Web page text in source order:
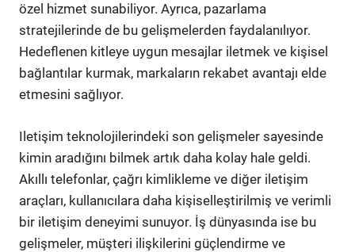
özel hizmet sunabiliyor. Ayrıca, pazarlama
stratejilerinde de bu gelişmelerden faydalanılıyor.
Hedeflenen kitleye uygun mesajlar iletmek ve kişisel
bağlantılar kurmak, markaların rekabet avantajı elde
etmesini sağlıyor.
Iletişim teknolojilerindeki son gelişmeler sayesinde
kimin aradığını bilmek artık daha kolay hale geldi.
Akıllı telefonlar, çağrı kimlikleme ve diğer iletişim
araçları, kullanıcılara daha kişiselleştirilmiş ve verimli
bir iletişim deneyimi sunuyor. İş dünyasında ise bu
gelişmeler, müşteri ilişkilerini güçlendirme ve